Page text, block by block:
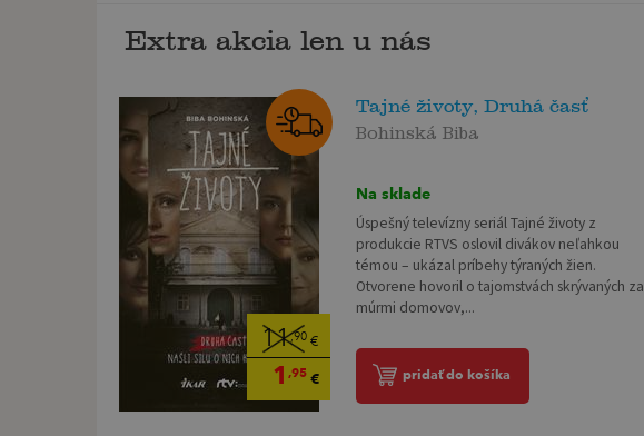
Extra akcia len u nás
11,90€
1 ,95€
Tajné životy, Druhá časť
Bohinská Biba
Na sklade
Úspešný televízny seriál Tajné životy z
produkcie RTVS oslovil divákov neľahkou
témou – ukázal príbehy týraných žien.
Otvorene hovoril o tajomstvách skrývaných za
múrmi domovov,...
pridať do košíka